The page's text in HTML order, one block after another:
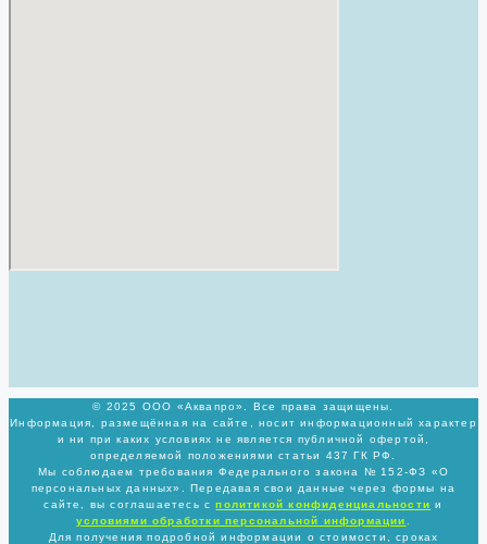
© 2025 ООО «Аквапро». Все права защищены.
Информация, размещённая на сайте, носит информационный характер
и ни при каких условиях не является публичной офертой,
определяемой положениями статьи 437 ГК РФ.
Мы соблюдаем требования Федерального закона № 152-ФЗ «О
персональных данных». Передавая свои данные через формы на
сайте, вы соглашаетесь сполитикойконфиденциальности и
условиями обработки персональной информации
Для получения подробной информации о стоимости, сроках